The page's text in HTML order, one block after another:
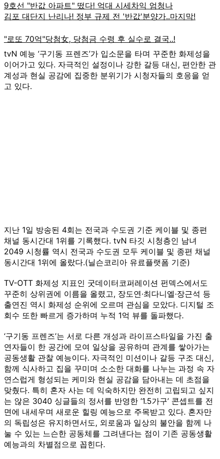
tvN 예능 ‘구기동 프렌즈’가 입소문을 타며 꾸준한 화제성을
이어가고 있다. 자극적인 설정이나 강한 갈등 대신, 편안한 관
계성과 현실 공감에 집중한 분위기가 시청자들의 호응을 얻
고 있다.
지난 1일 방송된 4회는 전국과 수도권 기준 케이블 및 종편
채널 동시간대 1위를 기록했다. tvN 타깃 시청층인 남녀
2049 시청률 역시 전국과 수도권 모두 케이블 및 종편 채널
동시간대 1위에 올랐다.(닐슨코리아 유료플랫폼 기준)
TV-OTT 화제성 지표인 굿데이터코퍼레이션 펀덱스에서도
꾸준히 상위권에 이름을 올렸고, 장도연·최다니엘·장근석 등
출연진 역시 화제성 순위에 오르며 관심을 모았다. 디지털 조
회수 또한 빠르게 증가하며 누적 1억 뷰를 돌파했다.
‘구기동 프렌즈’는 서로 다른 개성과 라이프스타일을 가진 출
연자들이 한 공간에 모여 일상을 공유하며 관계를 쌓아가는
공동생활 관찰 예능이다. 자극적인 미션이나 갈등 구조 대신,
함께 식사하고 집을 꾸미며 소소한 대화를 나누는 과정 속 자
연스럽게 형성되는 케미와 현실 공감을 담아내는 데 초점을
맞췄다. 특히 혼자 사는 데 익숙하지만 완전히 고립되고 싶지
는 않은 3040 싱글들의 정서를 반영한 ‘1.5가구’ 콘셉트를 전
면에 내세우며 새로운 힐링 예능으로 주목받고 있다. 혼자만
의 독립성은 유지하면서도, 외로움과 일상의 불안을 함께 나
눌 수 있는 느슨한 공동체를 그려낸다는 점이 기존 공동생활
예능과의 차별점으로 꼽힌다.